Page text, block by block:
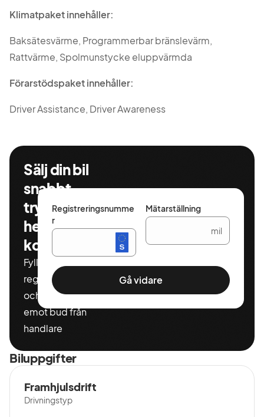
Klimatpaket innehåller:
Baksätesvärme, Programmerbar bränslevärm,
Rattvärme, Spolmunstycke eluppvärmda
Förarstödspaket innehåller:
Driver Assistance, Driver Awareness
Sälj din bil
snabbt,
tryggt och
helt
kostnadsfritt
Fyll i ditt
registeringnummer
och miltal för att ta
emot bud från
handlare
Registreringsnumme
r
Mätarställning
mil
Gå vidare
Biluppgifter
Drivningstyp
Framhjulsdrift